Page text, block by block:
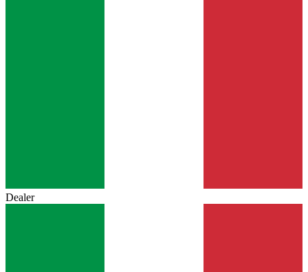
Dealer